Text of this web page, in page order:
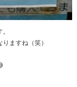
ますね（笑）